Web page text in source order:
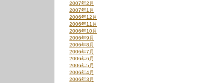
2007年2月
2007年1月
2006年12月
2006年11月
2006年10月
2006年9月
2006年8月
2006年7月
2006年6月
2006年5月
2006年4月
2006年3月